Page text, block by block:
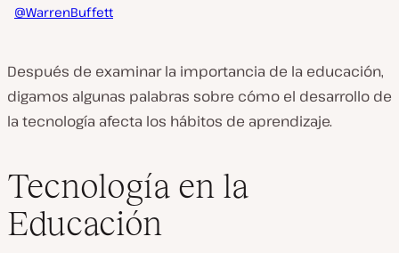
@WarrenBuffett
Después de examinar la importancia de la educación,
digamos algunas palabras sobre cómo el desarrollo de
la tecnología afecta los hábitos de aprendizaje.
Tecnología en la
Educación